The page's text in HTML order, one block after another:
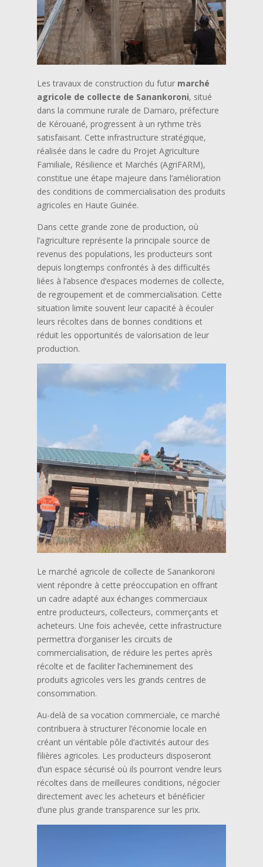
Les travaux de construction du futur marché
agricole de collecte de Sanankoroni, situé
dans la commune rurale de Damaro, préfecture
de Kérouané, progressent à un rythme très
satisfaisant. Cette infrastructure stratégique,
réalisée dans le cadre du Projet Agriculture
Familiale, Résilience et Marchés (AgriFARM),
constitue une étape majeure dans l’amélioration
des conditions de commercialisation des produits
agricoles en Haute Guinée.
Dans cette grande zone de production, où
l’agriculture représente la principale source de
revenus des populations, les producteurs sont
depuis longtemps confrontés à des difficultés
liées à l’absence d’espaces modernes de collecte,
de regroupement et de commercialisation. Cette
situation limite souvent leur capacité à écouler
leurs récoltes dans de bonnes conditions et
réduit les opportunités de valorisation de leur
production.
Le marché agricole de collecte de Sanankoroni
vient répondre à cette préoccupation en offrant
un cadre adapté aux échanges commerciaux
entre producteurs, collecteurs, commerçants et
acheteurs. Une fois achevée, cette infrastructure
permettra d’organiser les circuits de
commercialisation, de réduire les pertes après
récolte et de faciliter l’acheminement des
produits agricoles vers les grands centres de
consommation.
Au-delà de sa vocation commerciale, ce marché
contribuera à structurer l’économie locale en
créant un véritable pôle d’activités autour des
filières agricoles. Les producteurs disposeront
d’un espace sécurisé où ils pourront vendre leurs
récoltes dans de meilleures conditions, négocier
directement avec les acheteurs et bénéficier
d’une plus grande transparence sur les prix.